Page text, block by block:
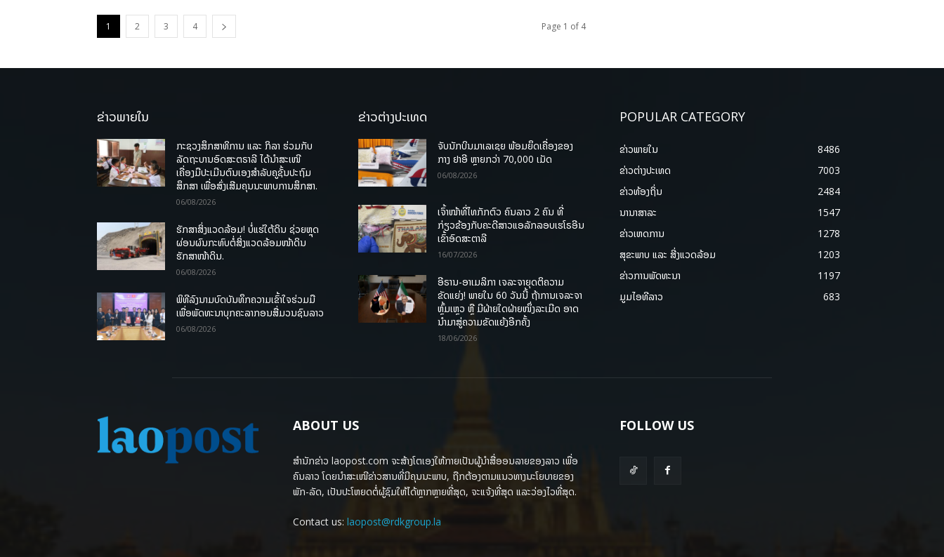
1 2 3 4 Page 1 of 4
ຂ່າວພາຍໃນ
ກະຊວງສຶກສາທິການ ແລະ ກິລາ ຮ່ວມກັບ
ລັດຖະບານອົດສະຕຣາລີ ໄດ້ນຳສະເໜີ
ເຄື່ອງມືປະເມີນຕົນເອງສຳລັບຄູຊັ້ນປະຖົມ
ສຶກສາ ເພື່ອສົ່ງເສີມຄຸນນະພາບການສຶກສາ.
06/08/2026
ຮັກສາສິ່ງແວດລ້ອມ! ບໍ່ແຮ່ໃຕ້ດິນ ຊ່ວຍຫຼຸດ
ຜ່ອນຜົນກະທົບຕໍ່ສິ່ງແວດລ້ອມໜ້າດິນ
ຮັກສາໜ້າດິນ.
06/08/2026
ພິທີລົງນາມບົດບັນທຶກຄວາມເຂົ້າໃຈຮ່ວມມື
ເພື່ອພັດທະນາບຸກຄະລາກອນສື່ມວນຊົນລາວ
06/08/2026
ຂ່າວຕ່າງປະເທດ
ຈັບນັກບິນມາເລເຊຍ ພ້ອມຍຶດເຄື່ອງຂອງ
ກາງ ຢາອີ ຫຼາຍກວ່າ 70,000 ເມັດ
06/08/2026
ເຈົ້າໜ້າທີ່ໄທກັກຕົວ ຄົນລາວ 2 ຄົນ ທີ່
ກ່ຽວຂ້ອງກັບຄະດີສາວແອລັກລອບເຮໂຣອີນ
ເຂົ້າອົດສະຕາລີ
16/07/2026
ອີຣານ-ອາເມລິກາ ເຈລະຈາຍຸດຕິຄວາມ
ຂັດແຍ່ງ! ພາຍໃນ 60 ວັນນີ້ ຖ້າການເຈລະຈາ
ຫຼົ້ມເຫຼວ ຫຼື ມີຝ່າຍໃດຝ່າຍໜຶ່ງລະເມີດ ອາດ
ນໍາມາສູ່ຄວາມຂັດແຍ້ງອີກຄັ້ງ
18/06/2026
POPULAR CATEGORY
ຂ່າວພາຍ​ໃນ
8486
ຂ່າວຕ່າງປະເທດ
7003
ຂ່າວທ້ອງຖິ່ນ
2484
ນານາສາລະ
1547
ຂ່າວເຫດການ
1278
ສຸຂະພາບ ແລະ ສີ່ງແວດລ້ອມ
1203
ຂ່າວການພັດທະນາ
1197
ມູມໄອທີລາວ
683
ABOUT US
ສຳນັກຂ່າວ laopost.com ຈະສ້າງໂຕເອງໃຫ້ກາຍເປັນຜູ້ນຳສື່ອອນລາຍຂອງລາວ ເພື່ອ
ຄົນລາວ ໂດຍນຳສະເໜີຂ່າວສານທີ່ມີຄຸນນະພາບ, ຖືກຕ້ອງຕາມແນວທາງນະໂຍບາຍຂອງ
ພັກ-ລັດ, ເປັນປະໂຫຍດຕໍ່ຜູ້ຊົມໃຫ້ໄດ້ຫຼາກຫຼາຍທີ່ສຸດ, ຈະແຈ້ງທີ່ສຸດ ແລະວ່ອງໄວທີ່ສຸດ.
Contact us: laopost@rdkgroup.la
FOLLOW US